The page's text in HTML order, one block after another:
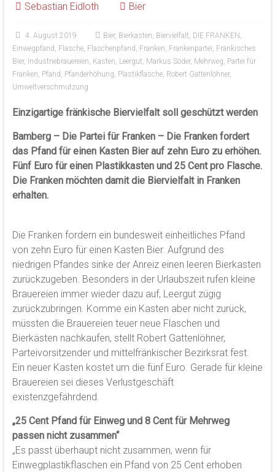
Sebastian Eidloth Bier
4. August 2019 Bier, Bierkasten, Biervielfalt, DIE FRANKEN ,
Einwegpfand , Flasche, Flaschenpfand , Franken, Frankenpartei, Fränkisches
Bier, Industriebrauereien, Kasten, Leergut, Markus Söder, Mehrweg, Partei für
Franken, Pfand , Pfanderhöhung, Plastikflasche, Robert Gattenlöhner,
Umweltverschmutzung
Einzigartige fränkische Biervielfalt soll geschützt werden
Bamberg – Die Partei für Franken – Die Franken fordert
das Pfand für einen Kasten Bier auf zehn Euro zu erhöhen.
Fünf Euro für einen Plastikkasten und 25 Cent pro Flasche.
Die Franken möchten damit die Biervielfalt in Franken
erhalten.
Die Franken fordern ein bundesweit einheitliches Pfand
von zehn Euro für einen Kasten Bier. Aufgrund des
niedrigen Pfandes sinke der Anreiz einen leeren Bierkasten
zurückzugeben. Besonders in der Urlaubszeit rufen kleine
Brauereien immer wieder dazu auf, Leergut zügig
zurückzubringen. Komme ein Kasten aber nicht zurück,
müssten die Brauereien teuer neue Flaschen und
Bierkästen nachkaufen, stellt Robert Gattenlöhner,
Parteivorsitzender und mittelfränkischer Bezirksrat fest.
Ein neuer Kasten kostet um die fünf Euro. Gerade für kleine
Brauereien sei dieses Verlustgeschäft
existenzgefährdend.
„25 Cent Pfand für Einweg und 8 Cent für Mehrweg
passen nicht zusammen“
„Es passt überhaupt nicht zusammen, wenn für
Einwegplastikflaschen ein Pfand von 25 Cent erhoben